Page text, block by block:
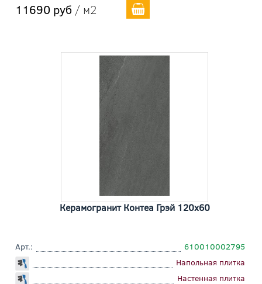
11690 руб / м2
Керамогранит Контеа Грэй 120x60
Арт.:
610010002795
Напольная плитка
Настенная плитка